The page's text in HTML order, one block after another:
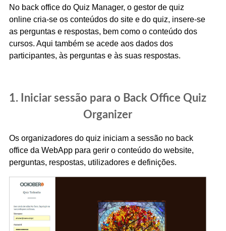
No back office do Quiz Manager, o gestor de quiz
online cria-se os conteúdos do site e do quiz, insere-se
as perguntas e respostas, bem como o conteúdo dos
cursos. Aqui também se acede aos dados dos
participantes, às perguntas e às suas respostas.
1. Iniciar sessão para o Back Office Quiz
Organizer
Os organizadores do quiz iniciam a sessão no back
office da WebApp para gerir o conteúdo do website,
perguntas, respostas, utilizadores e definições.